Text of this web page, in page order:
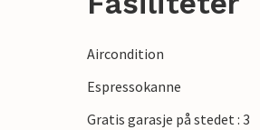
nærheten. Innenfor
Aircondition
Espressokanne
Gratis garasje på stedet : 3